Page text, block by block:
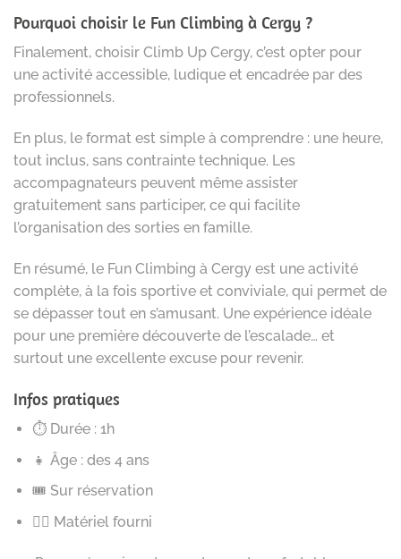
Pourquoi choisir le Fun Climbing à Cergy ?
Finalement, choisir Climb Up Cergy, c’est opter pour
une activité accessible, ludique et encadrée par des
professionnels.
En plus, le format est simple à comprendre : une heure,
tout inclus, sans contrainte technique. Les
accompagnateurs peuvent même assister
gratuitement sans participer, ce qui facilite
l’organisation des sorties en famille.
En résumé, le Fun Climbing à Cergy est une activité
complète, à la fois sportive et conviviale, qui permet de
se dépasser tout en s’amusant. Une expérience idéale
pour une première découverte de l’escalade… et
surtout une excellente excuse pour revenir.
Infos pratiques
⏱ Durée : 1h
👧 Âge : des 4 ans
🎟 Sur réservation
🧗‍♂️ Matériel fourni